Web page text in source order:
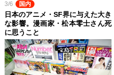
3/6 国内
日本のアニメ・SF界に与えた大き
な影響。漫画家・松本零士さん死
に思うこと